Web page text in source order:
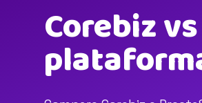
Corebiz